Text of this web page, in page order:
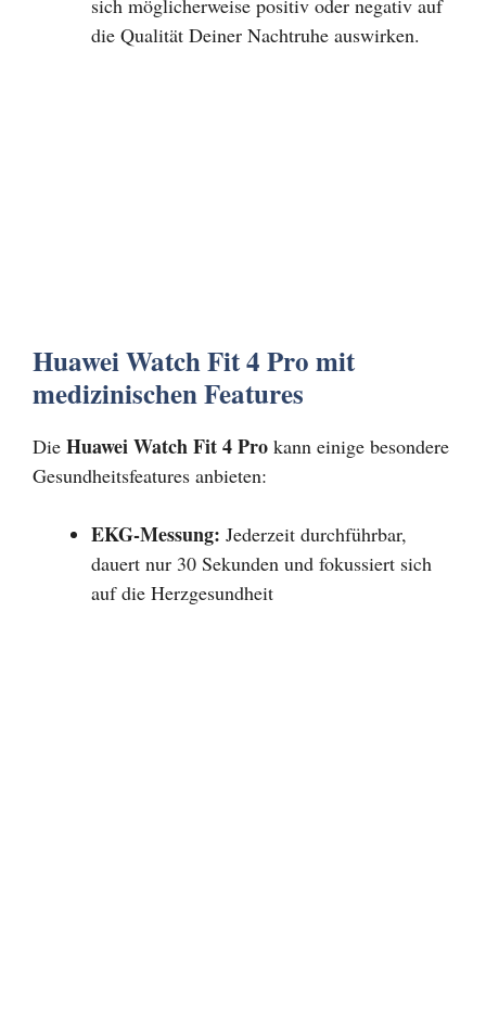
sich möglicherweise positiv oder negativ auf
die Qualität Deiner Nachtruhe auswirken.
Huawei Watch Fit 4 Pro mit
medizinischen Features
Die Huawei Watch Fit 4 Pro kann einige besondere
Gesundheitsfeatures anbieten:
EKG-Messung: Jederzeit durchführbar,
dauert nur 30 Sekunden und fokussiert sich
auf die Herzgesundheit